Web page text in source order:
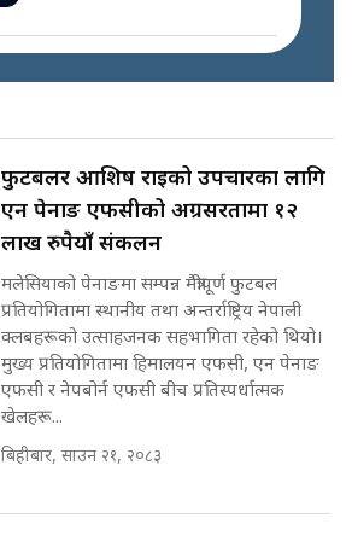
वैधानिकता || Cannabis legalized
इनड्राइभ || SIDHAKURA ||
राष्ट्रिय सवालमा ९ दल एकजुट ||
Prachanda, Rabi, Gagan Stand
on the Same Page ||
SIDHAKURA ||
सहकारी पीडितसँग मन्त्री प्रतिभा रावलले
भनिन्–साथ दिनुहोस्, दबाब होइन ||
Sidhakura || Pratibha Rawal
SIDHAKURA
पोप्पोको पासोः कमाउने लोभमा घरबार नै
उठिबास | The Dark Side of
'Poppo Live'-SIDHAKURA
INVESTIGATION
मन्त्री आउने बित्तिकै सुरु भएको थियो
घुसको डिल || Raj Kumar Gupta ||
SIDHAKURA ||
फुटबलर आशिष राईको उपचारका लागि
एन पेनाङ एफसीको अग्रसरतामा १२
लाख रुपैयाँ संकलन
मलेसियाको पेनाङमा सम्पन्न मैत्रीपूर्ण फुटबल
प्रतियोगितामा स्थानीय तथा अन्तर्राष्ट्रिय नेपाली
क्लबहरूको उत्साहजनक सहभागिता रहेको थियो।
मुख्य प्रतियोगितामा हिमालयन एफसी, एन पेनाङ
एफसी र नेपबोर्न एफसी बीच प्रतिस्पर्धात्मक
खेलहरू...
बिहीबार, साउन २१, २०८३